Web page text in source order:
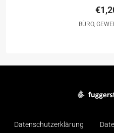
BÜRO,
Datenschutzerklärung